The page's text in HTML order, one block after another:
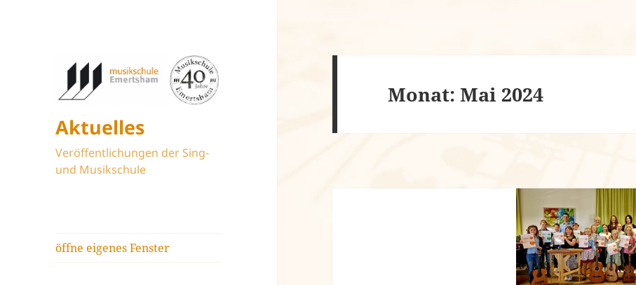
Aktuelles
Veröffentlichungen der Sing-
und Musikschule
öffne eigenes Fenster
Monat:Mai 2024